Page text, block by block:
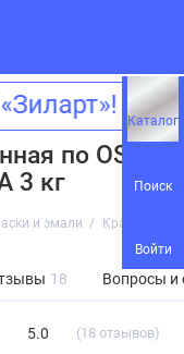
Каталог
Поиск
Войти
по OSB
3 кг
и эмали Краска-
18 Вопросы и
5.0 (18 отзывов)